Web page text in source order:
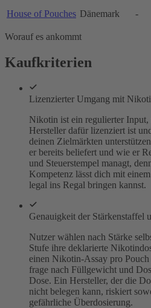
House of Pouches Dänemark -
Worauf es ankommt
Kaufkriterien
Lizenzierter Umgang mit
Nikotin ist ein regulierter Input,
Hersteller dafür lizenziert ist
deinen Zielmärkten
er bereits beliefert und wie er
und Steuerstempel managt,
Kompetenz lässt dich mit
legal ins Regal bringen kannst.
Genauigkeit der Stärkenstaffel
Nutzer wählen nach Stärke
Stufe ihre deklarierte
einen Nikotin-Assay pro
frage nach Füllgewicht und
Dose. Ein Hersteller, der die
nicht belegen kann, riskiert
gefährliche Überdosierung.